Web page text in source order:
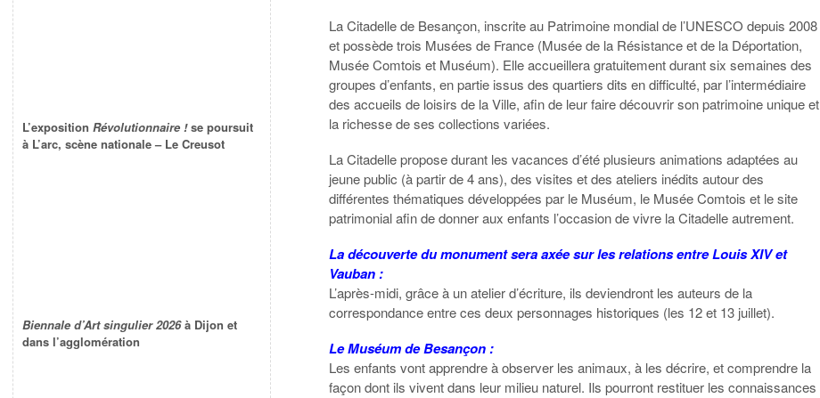
La Citadelle de Besançon, inscrite au Patrimoine mondial de l’UNESCO depuis 2008
et possède trois Musées de France (Musée de la Résistance et de la Déportation,
Musée Comtois et Muséum). Elle accueillera gratuitement durant six semaines des
groupes d’enfants, en partie issus des quartiers dits en difficulté, par l’intermédiaire
des accueils de loisirs de la Ville, afin de leur faire découvrir son patrimoine unique et
la richesse de ses collections variées.
La Citadelle propose durant les vacances d’été plusieurs animations adaptées au
jeune public (à partir de 4 ans), des visites et des ateliers inédits autour des
différentes thématiques développées par le Muséum, le Musée Comtois et le site
patrimonial afin de donner aux enfants l’occasion de vivre la Citadelle autrement.
La découverte du monument sera axée sur les relations entre Louis XIV et
Vauban :
L’après-midi, grâce à un atelier d’écriture, ils deviendront les auteurs de la
correspondance entre ces deux personnages historiques (les 12 et 13 juillet).
Le Muséum de Besançon :
Les enfants vont apprendre à observer les animaux, à les décrire, et comprendre la
façon dont ils vivent dans leur milieu naturel. Ils pourront restituer les connaissances
L’exposition Révolutionnaire !se poursuit
à L’arc, scène nationale – Le Creusot
Biennale d’Art singulier 2026à Dijon et
dans l’agglomération